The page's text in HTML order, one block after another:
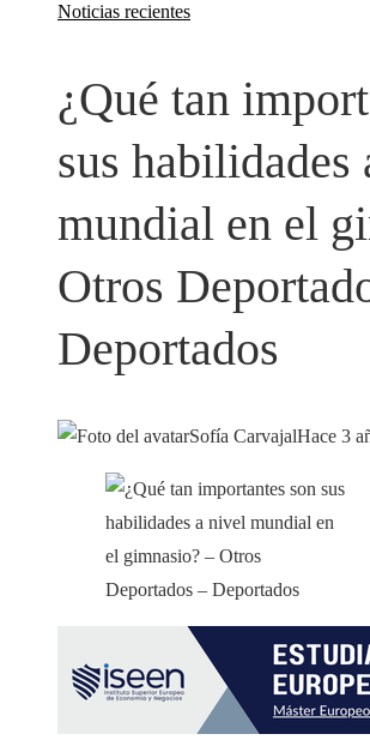
Noticias recientes
¿Qué tan
sus habilidades
mundial en el
Otros
Deportados
Sofía CarvajalHace 3